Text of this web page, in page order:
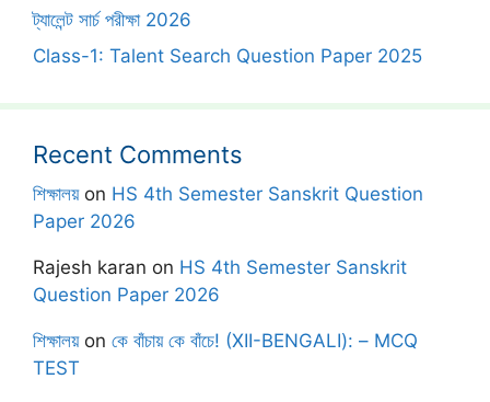
ট্যালেন্ট সার্চ পরীক্ষা 2026
Class-1: Talent Search Question Paper 2025
Recent Comments
শিক্ষালয়on HS 4th Semester Sanskrit Question
Paper 2026
Rajesh karan on HS 4th Semester Sanskrit
Question Paper 2026
শিক্ষালয়on কে বাঁচায় কে বাঁচে! (XII-BENGALI): – MCQ
TEST